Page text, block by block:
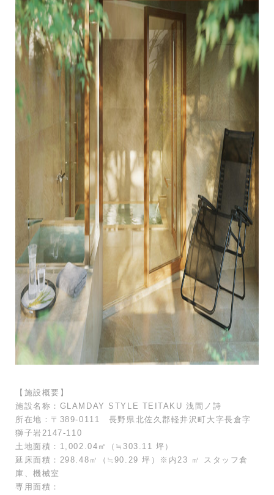
【施設概要】
施設名称：GLAMDAY STYLE TEITAKU 浅間ノ詩
所在地：〒389-0111 長野県北佐久郡軽井沢町大字長倉字
獅子岩2147-110
土地面積：1,002.04㎡（≒303.11 坪）
延床面積：298.48㎡（≒90.29 坪）※内23 ㎡ スタッフ倉
庫、機械室
専用面積：